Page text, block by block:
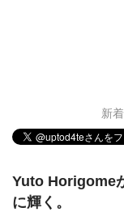
新
Yuto Horigome
に輝く。